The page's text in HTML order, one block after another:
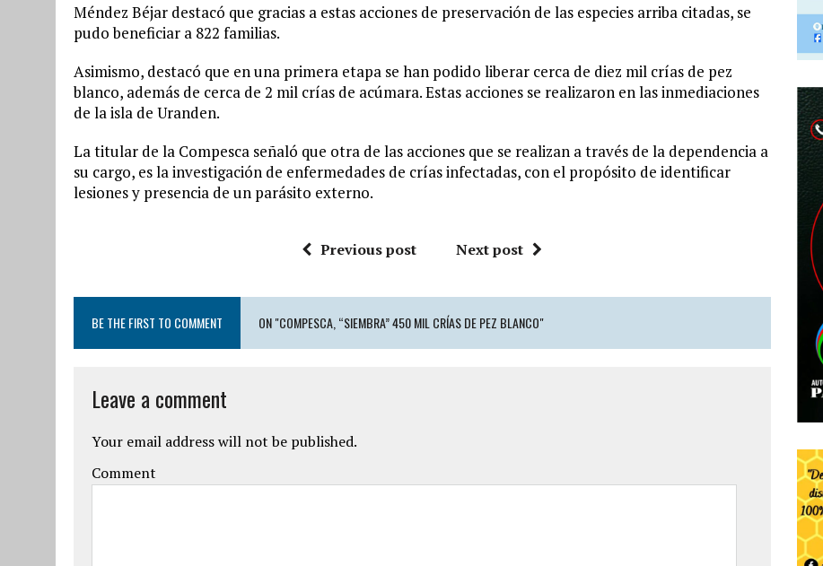
Méndez Béjar destacó que gracias a estas acciones de preservación de las especies arriba citadas, se
pudo beneficiar a 822 familias.
Asimismo, destacó que en una primera etapa se han podido liberar cerca de diez mil crías de pez
blanco, además de cerca de 2 mil crías de acúmara. Estas acciones se realizaron en las inmediaciones
de la isla de Uranden.
La titular de la Compesca señaló que otra de las acciones que se realizan a través de la dependencia a
su cargo, es la investigación de enfermedades de crías infectadas, con el propósito de identificar
lesiones y presencia de un parásito externo.
Previous post Next post
BE THE FIRST TO COMMENT ON "COMPESCA, “SIEMBRA” 450 MIL CRÍAS DE PEZ BLANCO"
Leave a comment
Your email address will not be published.
Comment